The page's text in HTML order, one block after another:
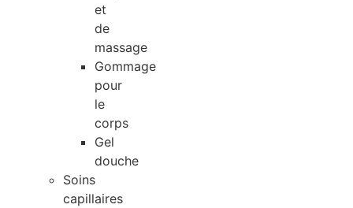
et
de
massage
Gommage
pour
le
corps
Gel
douche
Soins
capillaires